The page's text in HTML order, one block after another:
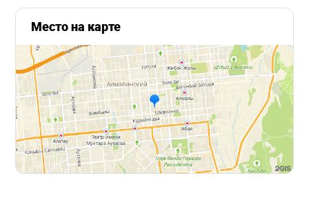
Место на карте